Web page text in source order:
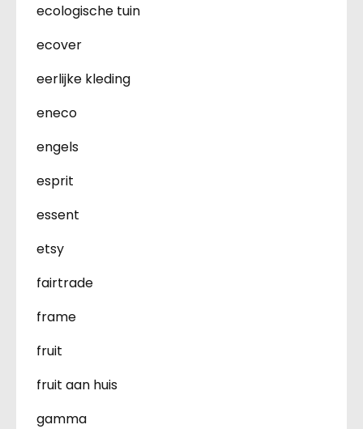
ecologische tuin
ecover
eerlijke kleding
eneco
engels
esprit
essent
etsy
fairtrade
frame
fruit
fruit aan huis
gamma